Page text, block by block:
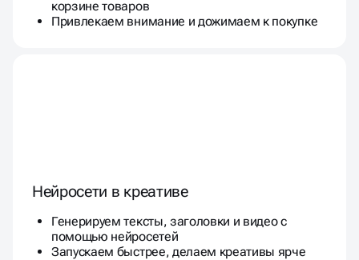
корзине товаров
Привлекаем внимание и дожимаем к покупке
Нейросети в креативе
Генерируем тексты, заголовки и видео с
помощью нейросетей
Запускаем быстрее, делаем креативы ярче